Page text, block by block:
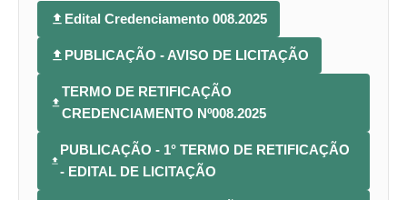
Edital Credenciamento 008.2025
PUBLICAÇÃO - AVISO DE LICITAÇÃO
TERMO DE RETIFICAÇÃO
CREDENCIAMENTO Nº008.2025
PUBLICAÇÃO - 1° TERMO DE RETIFICAÇÃO
- EDITAL DE LICITAÇÃO